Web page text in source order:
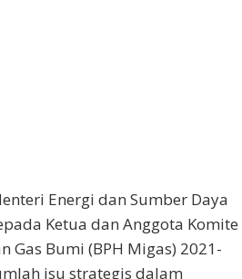
Energi dan Sumber Daya
Ketua dan Anggota Komite
Gas Bumi (BPH Migas) 2021-
isu strategis dalam